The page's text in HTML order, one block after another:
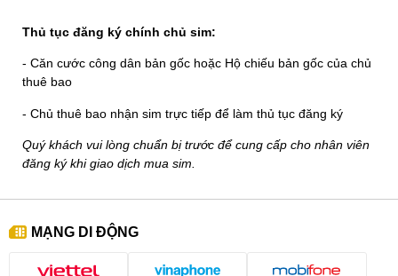
Thủ tục đăng ký chính chủ sim:
- Căn cước công dân bản gốc hoặc Hộ chiếu bản gốc của chủ
thuê bao
- Chủ thuê bao nhận sim trực tiếp để làm thủ tục đăng ký
Quý khách vui lòng chuẩn bị trước để cung cấp cho nhân viên
đăng ký khi giao dịch mua sim.
MẠNG DI ĐỘNG